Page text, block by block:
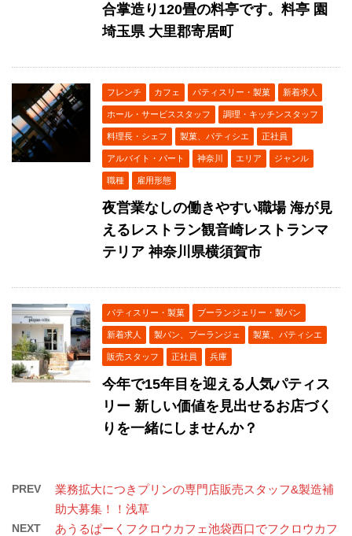
合掌造り120畳の料亭です。料亭 園
埼玉県 大里郡寄居町
フレンチ カフェ パティスリー・製菓 新着求人
ホール・サービススタッフ 調理・キッチンスタッフ
料理長・シェフ 製菓、パティシエ 正社員
アルバイト・パート 神奈川 エリア ジャンル
職種 雇用形態
夜営業なしの働きやすい職場 海が見
えるレストラン観音崎レストランマ
テリア 神奈川県横須賀市
パティスリー・製菓 ブーランジェリー・製パン
新着求人 製パン、ブーランジェ 製菓、パティシエ
販売スタッフ 正社員 兵庫
今年で15年目を迎える人気パティス
リー 新しい価値を見出せるお店づく
りを一緒にしませんか？
PREV
業務拡大につきプリンの専門店販売スタッフ&製造補
助大募集！！浅草
NEXT
あうるぱーくフクロウカフェ池袋西口でフクロウカフ